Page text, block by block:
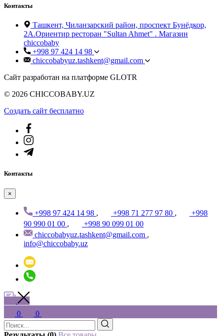
Контакты
Ташкент, Чиланзарский район, проспект Бунёдкор,
2А.Ориентир ресторан "Sultan Ahmet" . Магазин
chiccobaby
+998 97 424 14 98
chiccobabyuz.tashkent@gmail.com
Сайт разработан на платформе GLOTR
© 2026 CHICCOBABY.UZ
Создать cайт бесплатно
Контакты
×
+998 97 424 14 98 , +998 71 277 97 80 ,
+998
90 990 01 00 ,
+998 90 099 01 00
chiccobabyuz.tashkent@gmail.com ,
info@chiccobaby.uz
0 0